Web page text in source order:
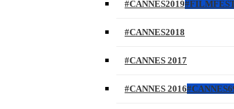
#CANNES2019
#CANNES2018
#CANNES 2017
#CANNES 2016